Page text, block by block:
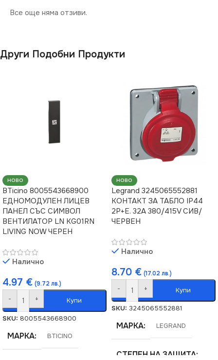
Все още няма отзиви.
Други Подобни Продукти
НОВО
BTicino 8005543668900
ЕДНОМОДУЛЕН ЛИЦЕВ
ПАНЕЛ СЪС СИМВОЛ
ВЕНТИЛАТОР LN KG01RN
LIVING NOW ЧЕРЕН
Налично
4.97 € (9.72 лв.)
- + Купи
SKU: 8005543668900
МАРКА BTICINO
НОВО
Legrand 3245065552881
КОНТАКТ ЗА ТАБЛО IP44
2P+E. 32A 380/415V СИВ/
ЧЕРВЕН
Налично
8.70 € (17.02 лв.)
- + Купи
SKU: 3245065552881
МАРКА LEGRAND
СТЕПЕН НА ЗАЩИТА